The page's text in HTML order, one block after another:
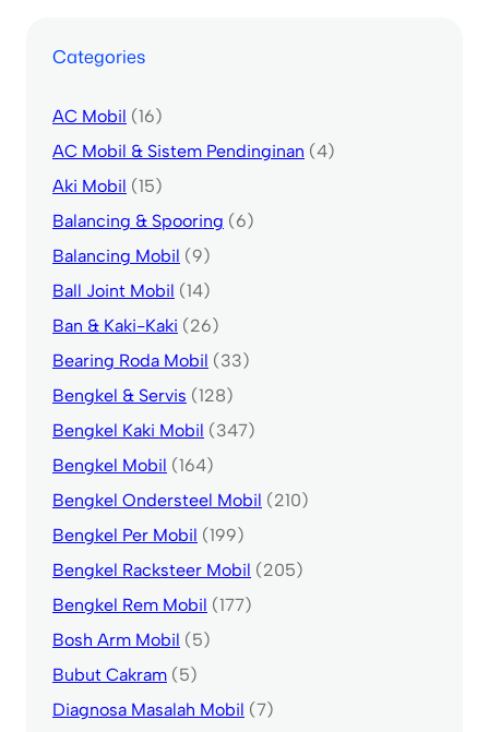
Categories
AC Mobil (16)
AC Mobil & Sistem Pendinginan (4)
Aki Mobil (15)
Balancing & Spooring (6)
Balancing Mobil (9)
Ball Joint Mobil (14)
Ban & Kaki-Kaki (26)
Bearing Roda Mobil (33)
Bengkel & Servis (128)
Bengkel Kaki Mobil (347)
Bengkel Mobil (164)
Bengkel Ondersteel Mobil (210)
Bengkel Per Mobil (199)
Bengkel Racksteer Mobil (205)
Bengkel Rem Mobil (177)
Bosh Arm Mobil (5)
Bubut Cakram (5)
Diagnosa Masalah Mobil (7)